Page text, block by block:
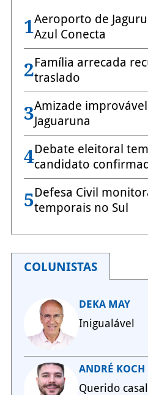
1Aeroporto de
Azul Conecta
2Família arrecada
traslado
3Amizade
Jaguaruna
4Debate eleitoral
candidato
5Defesa Civil
temporais no Sul
COLUNISTAS
DEKA MAY
Inigualável
ANDRÉ KOCH
Querido